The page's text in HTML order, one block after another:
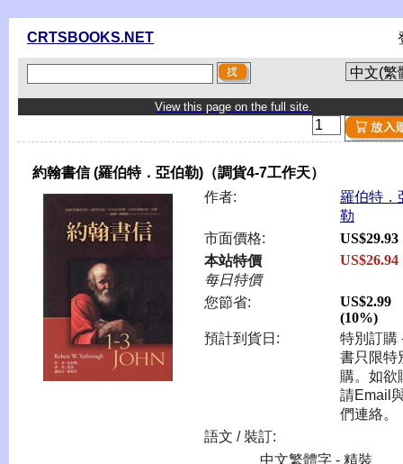
CRTSBOOKS.NET
View this page on the full site.
約翰書信 (羅伯特．亞伯勒)（調貨4-7工作天）
作者:
羅伯特．
勒
市面價格:
US$29.93
本站特價
每日特價
US$26.94
您節省:
US$2.99
(10%)
預計到貨日:
特別訂購
書只限特
購。如欲
請Email
們連絡。
語文 / 裝訂:
中文繁體字 - 精裝